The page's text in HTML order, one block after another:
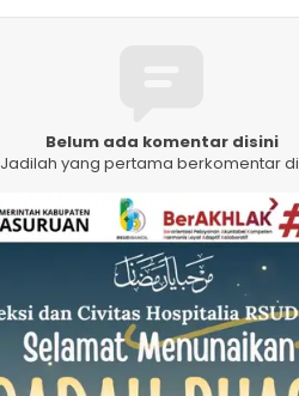
Belum ada komentar disini
Jadilah yang pertama berkomentar